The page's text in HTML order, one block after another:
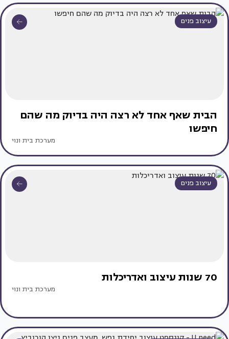
עיצוב פנים
הבית שאף אחד לא רצה היה בדיוק מה שהם
חיפשו
מערכת בית ונוי
עיצוב פנים
70 שנות עיצוב ואדריכלות
מערכת בית ונוי